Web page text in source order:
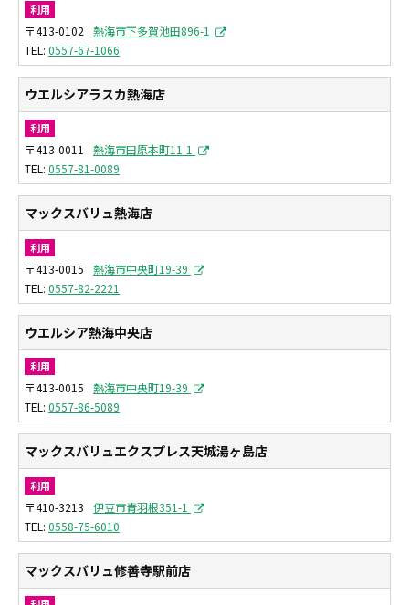
利用
〒413-0102
熱海市下多賀池田896-1
0557-67-1066
ウエルシアラスカ熱海店
利用
〒413-0011
熱海市田原本町11-1
0557-81-0089
マックスバリュ熱海店
利用
〒413-0015
熱海市中央町19-39
0557-82-2221
ウエルシア熱海中央店
利用
〒413-0015
熱海市中央町19-39
0557-86-5089
マックスバリュエクスプレス天城湯ヶ島店
利用
〒410-3213
伊豆市青羽根351-1
0558-75-6010
マックスバリュ修善寺駅前店